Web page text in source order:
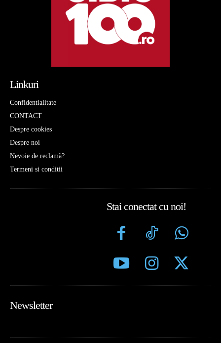
Linkuri
Confidentialitate
CONTACT
Despre cookies
Despre noi
Nevoie de reclamă?
Termeni si conditii
Stai conectat cu noi!
Newsletter